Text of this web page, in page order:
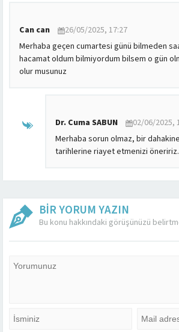
Can can
26/05/2025, 17:27
Merhaba geçen cumartesi günü bilmeden
hacamat oldum bilmiyordum bilsem o gün
olur musunuz
Dr. Cuma SABUN
02/06/2025,
Merhaba sorun olmaz, bir
tarihlerine riayet etmenizi öneririz.
BİR YORUM YAZIN
Bu konu hakkındaki görüşünüzü